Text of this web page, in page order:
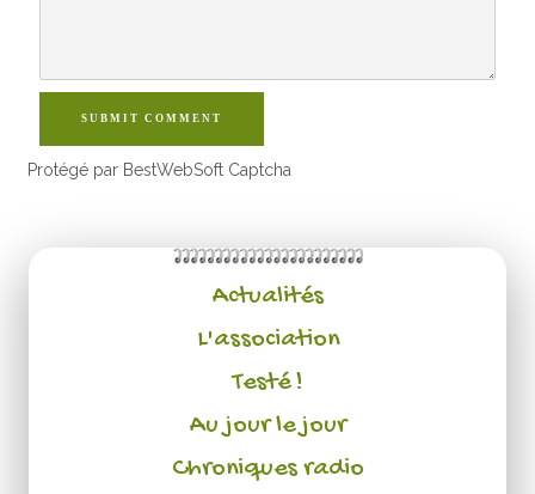
SUBMIT COMMENT
Protégé par BestWebSoft Captcha
Actualités
L'association
Testé !
Au jour le jour
Chroniques radio